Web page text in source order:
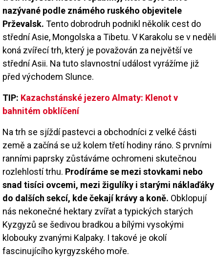
nazývané podle známého ruského objevitele
Prževalsk. Tento dobrodruh podnikl několik cest do
střední Asie, Mongolska a Tibetu. V Karakolu se v neděli
koná zvířecí trh, který je považován za největší ve
střední Asii. Na tuto slavnostní událost vyrážíme již
před východem Slunce.
TIP: Kazachstánské jezero Almaty: Klenot v
bahnitém obklíčení
Na trh se sjíždí pastevci a obchodníci z velké části
země a začíná se už kolem třetí hodiny ráno. S prvními
ranními paprsky zůstáváme ochromeni skutečnou
rozlehlostí trhu. Prodíráme se mezi stovkami nebo
snad tisíci ovcemi, mezi žigulíky i starými náklaďáky
do dalších sekcí, kde čekají krávy a koně. Obklopují
nás nekonečné hektary zvířat a typických starých
Kyzgyzů se šedivou bradkou a bílými vysokými
klobouky zvanými Kalpaky. I takové je okolí
fascinujícího kyrgyzského moře.